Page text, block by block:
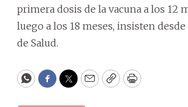
primera dosis de la vacuna a los 12
luego a los 18 meses, insisten
de Salud.
WhatsApp
Facebook
Twitter
EmailCopyPrint